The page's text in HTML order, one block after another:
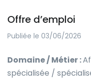
Offre d’emploi
Publiée le 03/06/2026
Domaine / Métier :
spécialisée /